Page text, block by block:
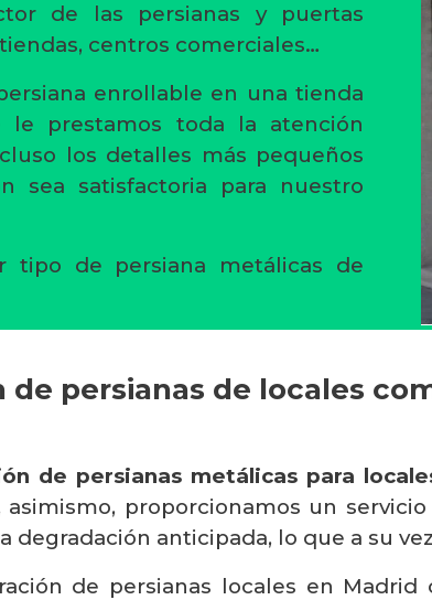
de las persianas y puertas
centros comerciales…
enrollable en una tienda
prestamos toda la atención
los detalles más pequeños
sea satisfactoria para nuestro
tipo de persiana metálicas de
de persianas de locales
de persianas metálicas para
asimismo, proporcionamos un
degradación anticipada, lo que a su
de persianas locales en